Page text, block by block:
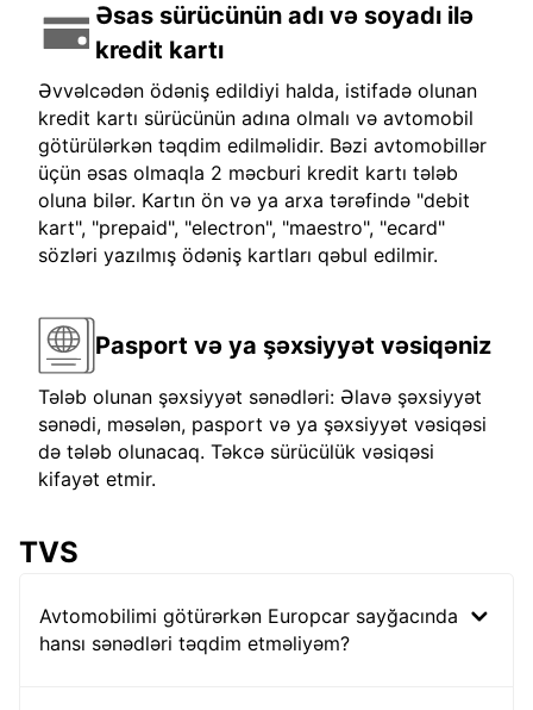
Əsas sürücünün adı və soyadı ilə
kredit kartı
Əvvəlcədən ödəniş edildiyi halda, istifadə olunan
kredit kartı sürücünün adına olmalı və avtomobil
götürülərkən təqdim edilməlidir. Bəzi avtomobillər
üçün əsas olmaqla 2 məcburi kredit kartı tələb
oluna bilər. Kartın ön və ya arxa tərəfində "debit
kart", "prepaid", "electron", "maestro", "ecard"
sözləri yazılmış ödəniş kartları qəbul edilmir.
Pasport və ya şəxsiyyət vəsiqəniz
Tələb olunan şəxsiyyət sənədləri: Əlavə şəxsiyyət
sənədi, məsələn, pasport və ya şəxsiyyət vəsiqəsi
də tələb olunacaq. Təkcə sürücülük vəsiqəsi
kifayət etmir.
TVS
Avtomobilimi götürərkən Europcar sayğacında
hansı sənədləri təqdim etməliyəm?